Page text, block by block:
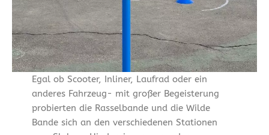
Egal ob Scooter, Inliner, Laufrad oder ein
anderes Fahrzeug- mit großer Begeisterung
probierten die Rasselbande und die Wilde
Bande sich an den verschiedenen Stationen